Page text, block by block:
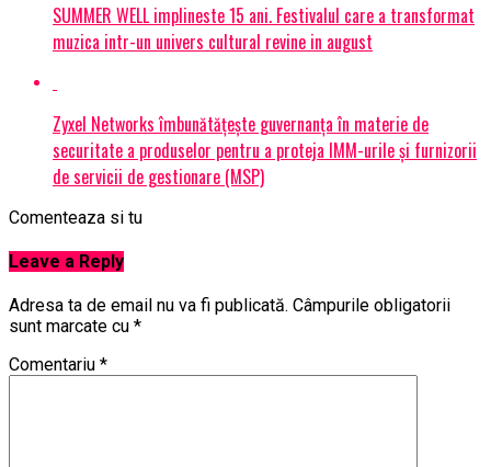
SUMMER WELL implineste 15 ani. Festivalul care a transformat
muzica intr-un univers cultural revine in august
Zyxel Networks îmbunătățește guvernanța în materie de
securitate a produselor pentru a proteja IMM-urile și furnizorii
de servicii de gestionare (MSP)
Comenteaza si tu
Leave a Reply
Adresa ta de email nu va fi publicată. Câmpurile obligatorii
sunt marcate cu *
Comentariu *